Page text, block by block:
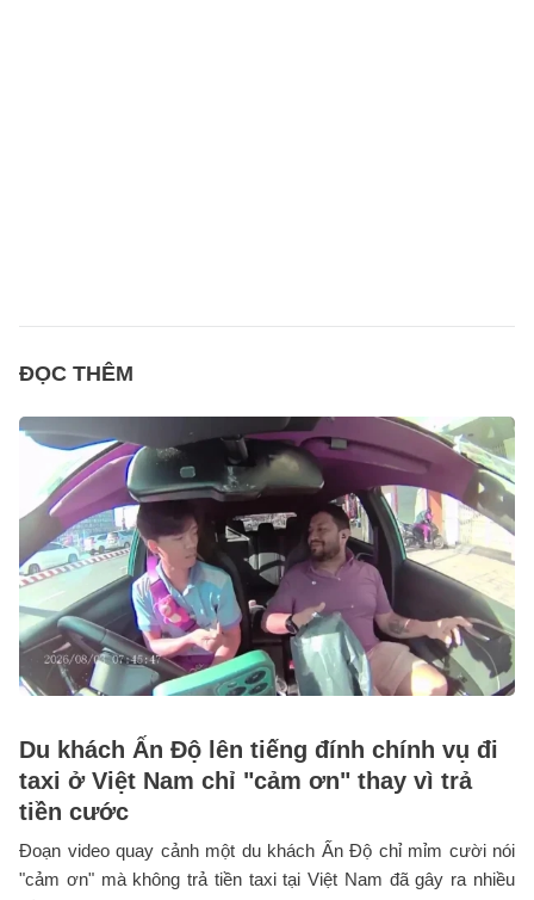
ĐỌC THÊM
Du khách Ấn Độ lên tiếng đính chính vụ đi
taxi ở Việt Nam chỉ "cảm ơn" thay vì trả
tiền cước
Đoạn video quay cảnh một du khách Ấn Độ chỉ mỉm cười nói
"cảm ơn" mà không trả tiền taxi tại Việt Nam đã gây ra nhiều